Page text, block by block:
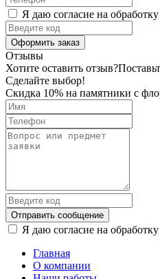
Я даю согласие на
Оформить заказ
Отзывы
Хотите оставить отзыв?
Сделайте выбор!
Скидка 10% на памятники с
Отправить сообщение
Я даю согласие на
Главная
О компании